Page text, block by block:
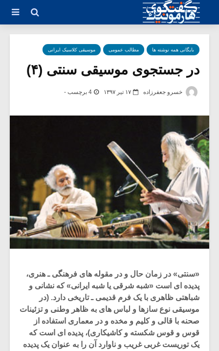
بایگانی همه نوشته ها مطالب عمومی موسیقی کلاسیک ایرانی
در جستجوی موسیقی سنتی (۴)
خسرو جعفرزاده ۱۷ تیر ۱۳۹۷ 4 برچسب -
«سنتی» در زمان حال و در مقوله های فرهنگی ـ هنری،
پدیده ای است «شبه شرقی یا شبه ایرانی» که نشانی و
شباهتی ظاهری با یک فرم قدیمی ـ تاریخی دارد. (در
موسیقی نوع سازها و لباس های به ظاهر وطنی و تزئینات
صحنه با قالی و کلیم و مخده و در معماری استفاده از
قوس و قوس شکسته و کاشیکاری)، پدیده ای است که
یک توریست غربی غریب و ناوارد آن را به عنوان یک پدیده